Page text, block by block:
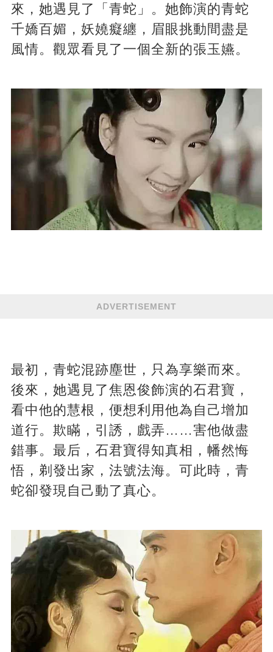
來，她遇見了「青蛇」。她飾演的青蛇
千嬌百媚，妖嬈癡纏，眉眼挑動間盡是
風情。觀眾看見了一個全新的張玉嬿。
ADVERTISEMENT
最初，青蛇混跡塵世，只為享樂而來。
後來，她遇見了焦恩俊飾演的石君寶，
看中他的慧根，便想利用他為自己增加
道行。欺瞞，引誘，戲弄……害他做盡
錯事。最后，石君寶得知真相，幡然悔
悟，剃發出家，法號法海。可此時，青
蛇卻發現自己動了真心。